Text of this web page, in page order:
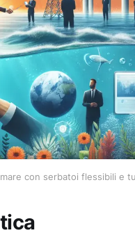
con serbatoi flessibili e